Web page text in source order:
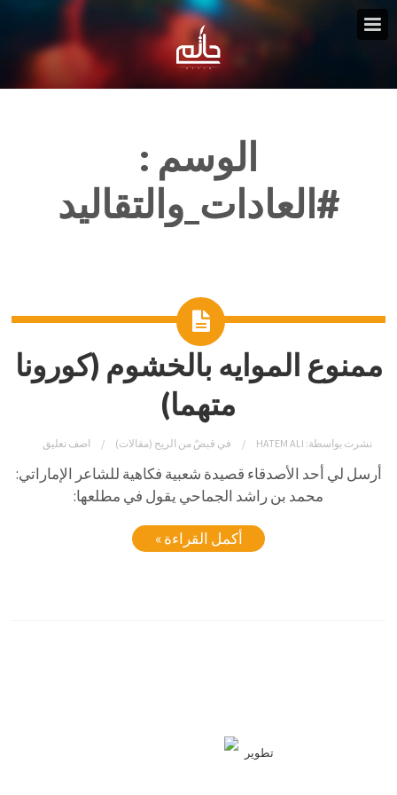
الوسم :
#العادات_والتقاليد
ممنوع الموايه بالخشوم (كورونا
متهما)
نشرت بواسطة: HATEM ALI في قبضٌ من الريح (مقالات) اضف تعليق
أرسل لي أحد الأصدقاء قصيدة شعبية فكاهية للشاعر الإماراتي:
محمد بنراشد الجماحي يقول في مطلعها:
أكمل القراءة »
تطوير